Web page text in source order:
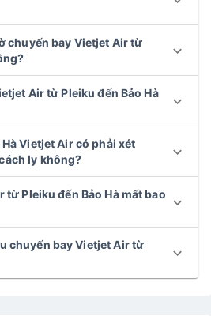
chuyến bay Vietjet Air từ
Air từ Pleiku đến Bảo Hà
Vietjet Air có phải xét
ly không?
Pleiku đến Bảo Hà mất bao
chuyến bay Vietjet Air từ